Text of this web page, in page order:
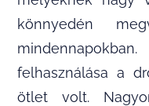
könnyedén
felhasználása a
ötlet volt.